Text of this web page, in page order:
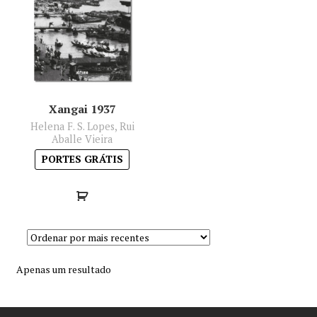
Minha conta
Política de privacidade
Mapa do site
Xangai 1937
Helena F. S. Lopes, Rui
Aballe Vieira
PORTES GRÁTIS
Apenas um resultado